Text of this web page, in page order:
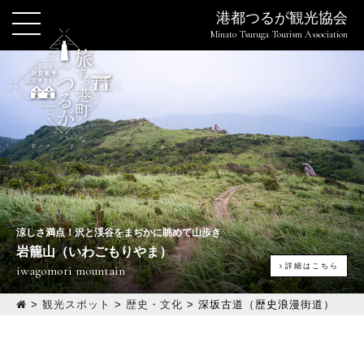
港都つるが観光協会
Minato Tsuruga Tourism Association
涼しさ満点！沢と渓谷をまぢかに眺めて山歩き
岩籠山（いわごもりやま）
iwagomori mountain 詳細はこちら
> 観光スポット > 歴史・文化 > 深坂古道（歴史浪漫街道）